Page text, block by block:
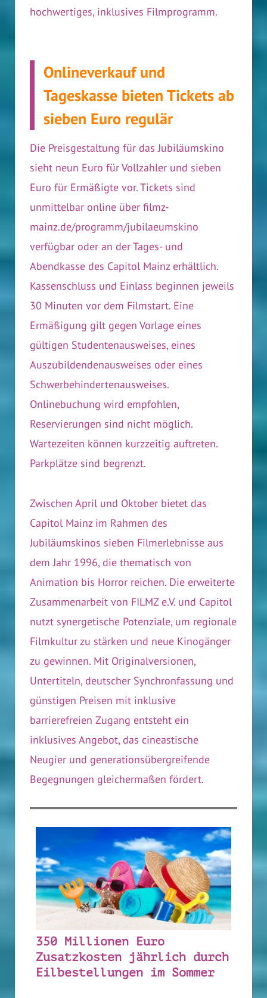
hochwertiges, inklusives Filmprogramm.
Onlineverkauf und
Tageskasse bieten Tickets ab
sieben Euro regulär
Die Preisgestaltung für das Jubiläumskino
sieht neun Euro für Vollzahler und sieben
Euro für Ermäßigte vor. Tickets sind
unmittelbar online über filmz-
mainz.de/programm/jubilaeumskino
verfügbar oder an der Tages- und
Abendkasse des Capitol Mainz erhältlich.
Kassenschluss und Einlass beginnen jeweils
30 Minuten vor dem Filmstart. Eine
Ermäßigung gilt gegen Vorlage eines
gültigen Studentenausweises, eines
Auszubildendenausweises oder eines
Schwerbehindertenausweises.
Onlinebuchung wird empfohlen,
Reservierungen sind nicht möglich.
Wartezeiten können kurzzeitig auftreten.
Parkplätze sind begrenzt.
Zwischen April und Oktober bietet das
Capitol Mainz im Rahmen des
Jubiläumskinos sieben Filmerlebnisse aus
dem Jahr 1996, die thematisch von
Animation bis Horror reichen. Die erweiterte
Zusammenarbeit von FILMZ e.V. und Capitol
nutzt synergetische Potenziale, um regionale
Filmkultur zu stärken und neue Kinogänger
zu gewinnen. Mit Originalversionen,
Untertiteln, deutscher Synchronfassung und
günstigen Preisen mit inklusive
barrierefreien Zugang entsteht ein
inklusives Angebot, das cineastische
Neugier und generationsübergreifende
Begegnungen gleichermaßen fördert.
350 Millionen Euro
Zusatzkosten jährlich durch
Eilbestellungen im Sommer